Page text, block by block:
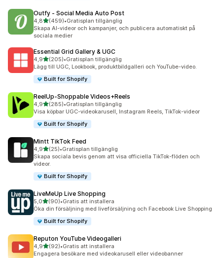
Outfy ‑ Social Media Auto Post
4,8av 5 stjärnor
(459)
459 recensioner totalt
•Gratisplan tillgänglig
Skapa AI-videor och kampanjer, och publicera automatiskt på
sociala medier
Essential Grid Gallery & UGC
4,9av 5 stjärnor
(205)
205 recensioner totalt
•Gratisplan tillgänglig
Lägg till UGC, Lookbook, produktbildgalleri och YouTube-video.
Built for Shopify
ReelUp‑Shoppable Videos+Reels
4,9av 5 stjärnor
(285)
285 recensioner totalt
•Gratisplan tillgänglig
Visa köpbar UGC-videokarusell, Instagram Reels, TikTok-videor
Built for Shopify
Mintt TikTok Feed
4,9av 5 stjärnor
(25)
25 recensioner totalt
•Gratisplan tillgänglig
Skapa sociala bevis genom att visa officiella TikTok-flöden och
videor.
Built for Shopify
LiveMeUp Live Shopping
5,0av 5 stjärnor
(90)
90 recensioner totalt
•Gratis att installera
Öka din försäljning med liveförsäljning och Facebook Live Shopping
Built for Shopify
Reputon YouTube Videogalleri
4,9av 5 stjärnor
(92)
92 recensioner totalt
•Gratis att installera
Engagera besökare med videokarusell eller videobanner